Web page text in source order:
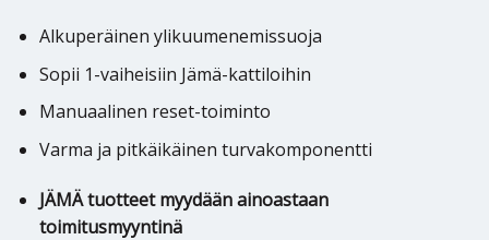
Alkuperäinen ylikuumenemissuoja
Sopii 1-vaiheisiin Jämä-kattiloihin
Manuaalinen reset-toiminto
Varma ja pitkäikäinen turvakomponentti
JÄMÄ tuotteet myydään ainoastaan
toimitusmyyntinä